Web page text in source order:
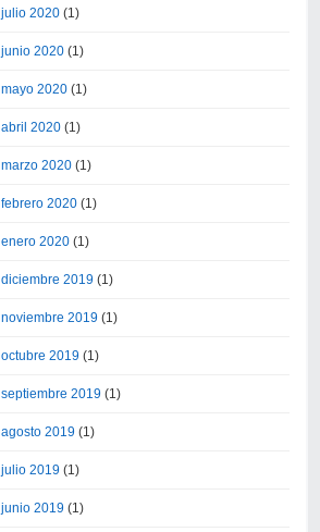
julio 2020(1)
junio 2020(1)
mayo 2020(1)
abril 2020(1)
marzo 2020(1)
febrero 2020(1)
enero 2020(1)
diciembre 2019 (1)
noviembre 2019 (1)
octubre 2019 (1)
septiembre 2019 (1)
agosto 2019 (1)
julio 2019 (1)
junio 2019 (1)